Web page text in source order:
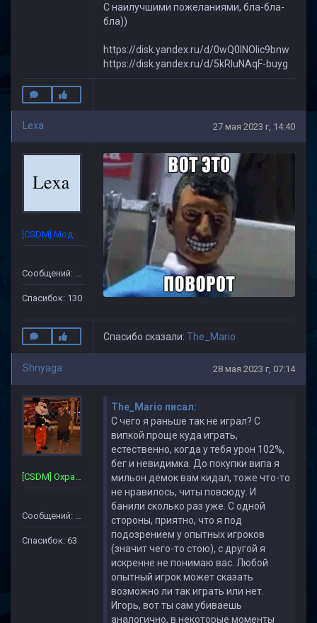
С наилучшими пожеланиями, бла-бла-
бла))
https://disk.yandex.ru/d/0wQ0INOIic9bnw
https://disk.yandex.ru/d/5kRluNAqF-buyg
Lexa 27 мая 2023 г, 14:40
[CSDM] Модератор
Сообщений: 632
Спасибок: 130
Спасибо сказали: The_Mario
Shnyaga 28 мая 2023 г, 07:14
[CSDM] Охрана~Сервера
Сообщений: 357
Спасибок: 63
The_Mario писал:
С чего я раньше так не играл? С
випкой проще куда играть,
естественно, когда у тебя урон 102%,
бег и невидимка. До покупки випа я
мильон демок вам кидал, тоже что-то
не нравилось, читы повсюду. И
банили сколько раз уже. С одной
стороны, приятно, что я под
подозрением у опытных игроков
(значит чего-то стою), с другой я
искренне не понимаю вас. Любой
опытный игрок может сказать
возможно ли так играть или нет.
Игорь, вот ты сам убиваешь
аналогично, в некоторые моменты